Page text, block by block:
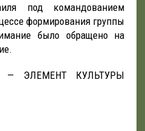
под командованием
формирования группы
было обращено на
— ЭЛЕМЕНТ КУЛЬТУРЫ